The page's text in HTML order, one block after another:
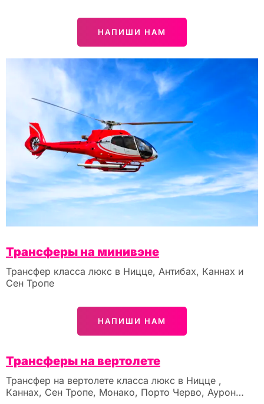
НАПИШИ НАМ
Трансферы на минивэне
Трансфер класса люкс в Ницце, Антибах, Каннах и
Сен Тропе
НАПИШИ НАМ
Трансферы на вертолете
Трансфер на вертолете класса люкс в Ницце ,
Каннах, Сен Тропе, Монако, Порто Черво, Аурон…